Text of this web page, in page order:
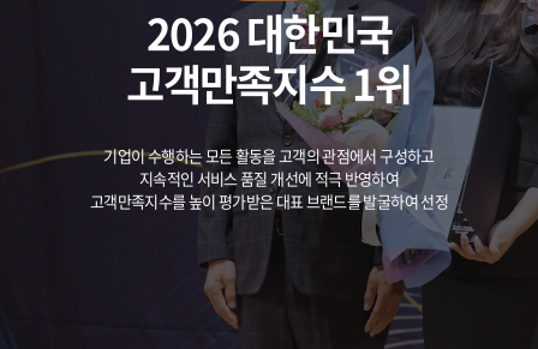
2026 대한민국
고객만족지수 1위
기업이 수행하는 모든 활동을 고객의 관점에서 구성하고
지속적인 서비스 품질 개선에 적극 반영하여
고객만족지수를 높이 평가받은 대표 브랜드를 발굴하여 선정